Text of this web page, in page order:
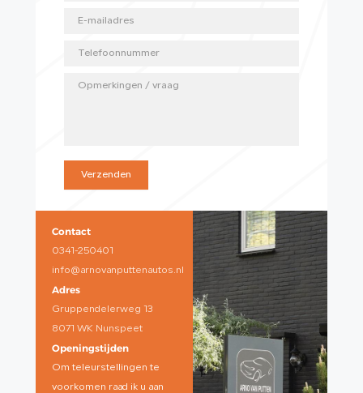
Verzenden
Contact
0341-250401
info@arnovanputtenautos.nl
Adres
Gruppendelerweg 13
8071 WK Nunspeet
Openingstijden
Om teleurstellingen te
voorkomen raad ik u aan